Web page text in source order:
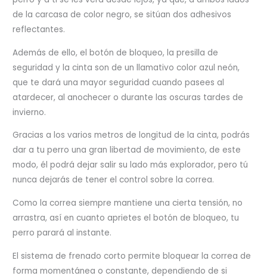
de la carcasa de color negro, se sitúan dos adhesivos
reflectantes.
Además de ello, el botón de bloqueo, la presilla de
seguridad y la cinta son de un llamativo color azul neón,
que te dará una mayor seguridad cuando pasees al
atardecer, al anochecer o durante las oscuras tardes de
invierno.
Gracias a los varios metros de longitud de la cinta, podrás
dar a tu perro una gran libertad de movimiento, de este
modo, él podrá dejar salir su lado más explorador, pero tú
nunca dejarás de tener el control sobre la correa.
Como la correa siempre mantiene una cierta tensión, no
arrastra, así en cuanto aprietes el botón de bloqueo, tu
perro parará al instante.
El sistema de frenado corto permite bloquear la correa de
forma momentánea o constante, dependiendo de si